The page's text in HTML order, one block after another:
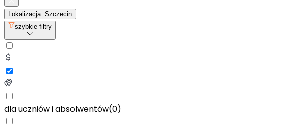
Lokalizacja: Szczecin
szybkie filtry
dla uczniów i absolwentów(0)